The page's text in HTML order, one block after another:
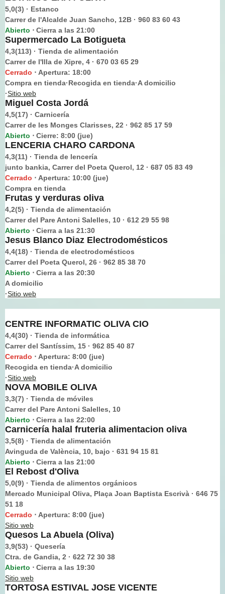
5,0(3) · Estanco
Carrer de l'Alcalde Juan Sancho, 12B · 960 83 60 43
Abierto ⋅ Cierra a las 21:00
Supermercado La Botigueta
4,3(113) · Tienda de alimentación
Carrer de l'Illa de Xipre, 4 · 670 03 65 29
Cerrado ⋅ Apertura: 18:00
Compra en tienda·Recogida en tienda·A domicilio
·Sitio web
Miguel Costa Jordá
4,5(17) · Carnicería
Carrer de les Monges Clarisses, 22 · 962 85 17 59
Abierto ⋅ Cierre: 8:00 (jue)
LENCERIA CHARO CARDONA
4,3(11) · Tienda de lencería
junto bankia, Carrer del Poeta Querol, 12 · 687 05 83 49
Cerrado ⋅ Apertura: 10:00 (jue)
Compra en tienda
Frutas y verduras oliva
4,2(5) · Tienda de alimentación
Carrer del Pare Antoni Salelles, 10 · 612 29 55 98
Abierto ⋅ Cierra a las 21:30
Jesus Blanco Diaz Electrodomésticos
4,4(18) · Tienda de electrodomésticos
Carrer del Poeta Querol, 26 · 962 85 38 70
Abierto ⋅ Cierra a las 20:30
A domicilio
·Sitio web
CENTRE INFORMATIC OLIVA CIO
4,4(30) · Tienda de informática
Carrer del Santíssim, 15 · 962 85 40 87
Cerrado ⋅ Apertura: 8:00 (jue)
Recogida en tienda·A domicilio
·Sitio web
NOVA MOBILE OLIVA
3,3(7) · Tienda de móviles
Carrer del Pare Antoni Salelles, 10
Abierto ⋅ Cierra a las 22:00
Carnicería halal fruteria alimentacion oliva
3,5(8) · Tienda de alimentación
Avinguda de València, 10, bajo · 631 94 15 81
Abierto ⋅ Cierra a las 21:00
El Rebost d'Oliva
5,0(9) · Tienda de alimentos orgánicos
Mercado Municipal Oliva, Plaça Joan Baptista Escrivà · 646 75
51 18
Cerrado ⋅ Apertura: 8:00 (jue)
Sitio web
Quesos La Abuela (Oliva)
3,9(53) · Quesería
Ctra. de Gandia, 2 · 622 72 30 38
Abierto ⋅ Cierra a las 19:30
Sitio web
TORTOSA ESTIVAL JOSE VICENTE